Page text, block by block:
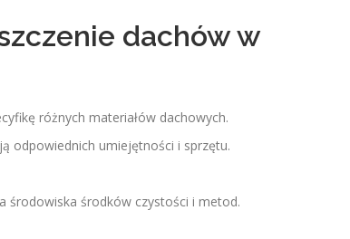
dachów w
różnych materiałów dachowych.
odpowiednich umiejętności i sprzętu.
środowiska środków czystości i metod.